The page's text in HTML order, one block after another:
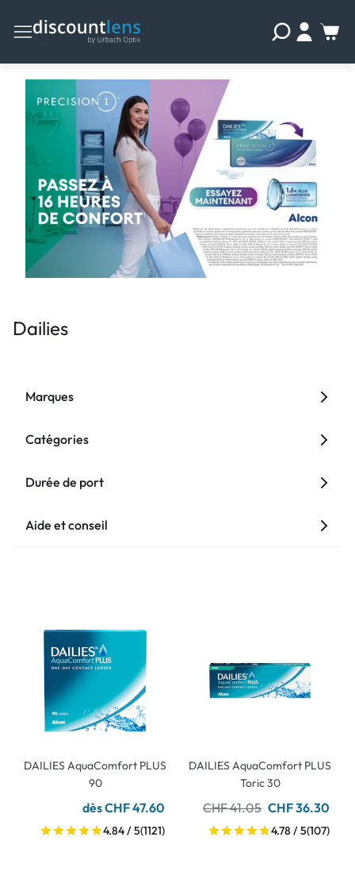
Dailies
Marques
Catégories
Durée de port
Aide et conseil
DAILIES AquaComfort PLUS
90
dès CHF 47.60
4.84 / 5(1121)
DAILIES AquaComfort PLUS
Toric 30
CHF 41.05 CHF 36.30
4.78 / 5(107)